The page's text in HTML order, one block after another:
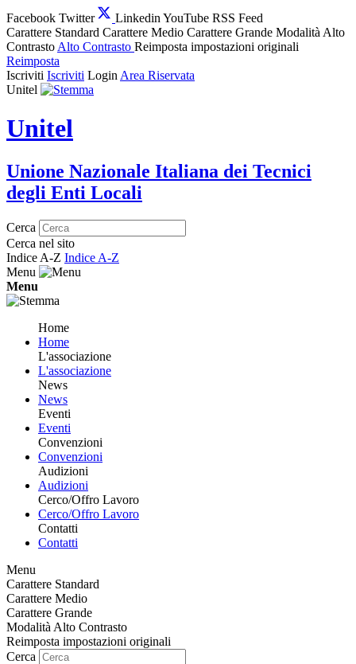
Facebook Twitter Linkedin YouTube RSS Feed
Carattere Standard Carattere Medio Carattere Grande Modalità Alto
Contrasto Alto Contrasto Reimposta impostazioni originali
Reimposta
Iscriviti Iscriviti Login Area Riservata
Unitel
Unitel
Unione Nazionale Italiana dei Tecnici
degli Enti Locali
Cerca
Cerca nel sito
Indice A-Z Indice A-Z
Menu
Menu
Home
Home
L'associazione
L'associazione
News
News
Eventi
Eventi
Convenzioni
Convenzioni
Audizioni
Audizioni
Cerco/Offro Lavoro
Cerco/Offro Lavoro
Contatti
Contatti
Menu
Carattere Standard
Carattere Medio
Carattere Grande
Modalità Alto Contrasto
Reimposta impostazioni originali
Cerca